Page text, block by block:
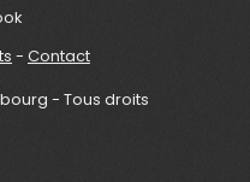
- Contact
- Tous droits